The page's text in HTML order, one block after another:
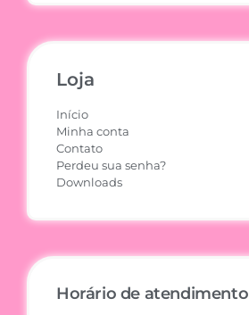
Loja
Início
Minha conta
Contato
Perdeu sua senha?
Downloads
Horário de atendimento